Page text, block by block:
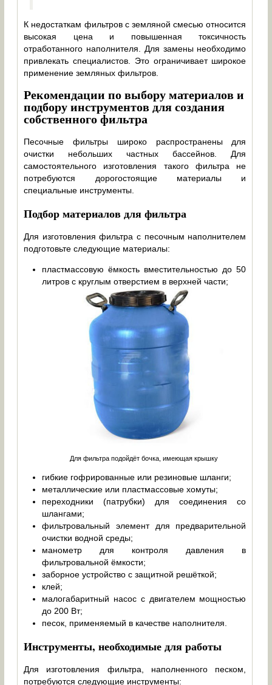
К недостаткам фильтров с земляной смесью относится
высокая цена и повышенная токсичность
отработанного наполнителя. Для замены необходимо
привлекать специалистов. Это ограничивает широкое
применение земляных фильтров.
Рекомендации по выбору материалов и
подбору инструментов для создания
собственного фильтра
Песочные фильтры широко распространены для
очистки небольших частных бассейнов. Для
самостоятельного изготовления такого фильтра не
потребуются дорогостоящие материалы и
специальные инструменты.
Подбор материалов для фильтра
Для изготовления фильтра с песочным наполнителем
подготовьте следующие материалы:
пластмассовую ёмкость вместительностью до 50
литров с круглым отверстием в верхней части;
Для фильтра подойдёт бочка, имеющая крышку
гибкие гофрированные или резиновые шланги;
металлические или пластмассовые хомуты;
переходники (патрубки) для соединения со
шлангами;
фильтровальный элемент для предварительной
очистки водной среды;
манометр для контроля давления в
фильтровальной ёмкости;
заборное устройство с защитной решёткой;
клей;
малогабаритный насос с двигателем мощностью
до 200 Вт;
песок, применяемый в качестве наполнителя.
Инструменты, необходимые для работы
Для изготовления фильтра, наполненного песком,
потребуются следующие инструменты: